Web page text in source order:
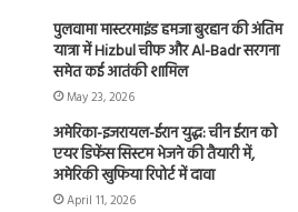
पुलवामा मास्टरमाइंड हमजा बुरहान की अंतिम
यात्रा में Hizbul चीफ और Al-Badr सरगना
समेत कई आतंकी शामिल
May 23, 2026
अमेरिका-इजरायल-ईरान युद्ध: चीन ईरान को
एयर डिफेंस सिस्टम भेजने की तैयारी में,
अमेरिकी खुफिया रिपोर्ट में दावा
April 11, 2026